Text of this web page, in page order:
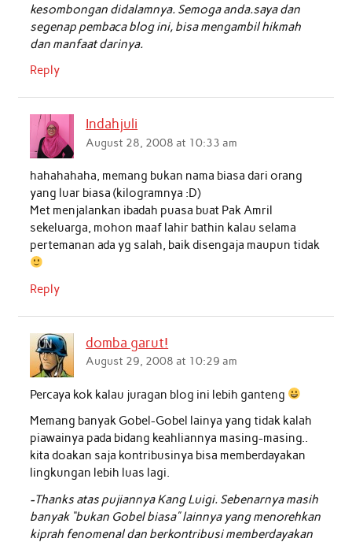
kesombongan didalamnya. Semoga anda.saya dan
segenap pembaca blog ini, bisa mengambil hikmah
dan manfaat darinya.
Reply
Indahjuli
August 28, 2008 at 10:33 am
hahahahaha, memang bukan nama biasa dari orang
yang luar biasa (kilogramnya :D)
Met menjalankan ibadah puasa buat Pak Amril
sekeluarga, mohon maaf lahir bathin kalau selama
pertemanan ada yg salah, baik disengaja maupun tidak
Reply
domba garut!
August 29, 2008 at 10:29 am
Percaya kok kalau juragan blog ini lebih ganteng
Memang banyak Gobel-Gobel lainya yang tidak kalah
piawainya pada bidang keahliannya masing-masing..
kita doakan saja kontribusinya bisa memberdayakan
lingkungan lebih luas lagi.
-Thanks atas pujiannya Kang Luigi. Sebenarnya masih
banyak “bukan Gobel biasa” lainnya yang menorehkan
kiprah fenomenal dan berkontribusi memberdayakan